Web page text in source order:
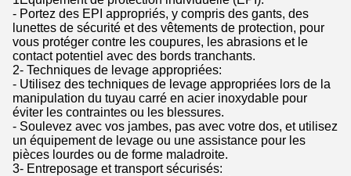
- Portez des EPI appropriés, y compris des gants, des
lunettes de sécurité et des vêtements de protection, pour
vous protéger contre les coupures, les abrasions et le
contact potentiel avec des bords tranchants.
2- Techniques de levage appropriées:
- Utilisez des techniques de levage appropriées lors de la
manipulation du tuyau carré en acier inoxydable pour
éviter les contraintes ou les blessures.
- Soulevez avec vos jambes, pas avec votre dos, et utilisez
un équipement de levage ou une assistance pour les
pièces lourdes ou de forme maladroite.
3- Entreposage et transport sécurisés: